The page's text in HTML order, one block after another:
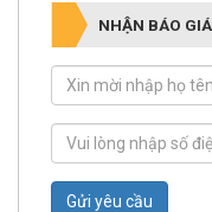
NHẬN BÁO GIÁ
Gửi yêu cầu